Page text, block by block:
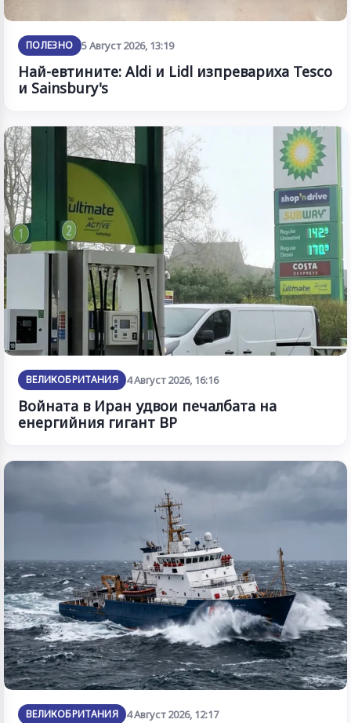
ПОЛЕЗНО 5 Август 2026, 13:19
Най-евтините: Aldi и Lidl изпревариха Tesco
и Sainsbury's
ВЕЛИКОБРИТАНИЯ 4 Август 2026, 16:16
Войната в Иран удвои печалбата на
енергийния гигант BP
ВЕЛИКОБРИТАНИЯ 4 Август 2026, 12:17